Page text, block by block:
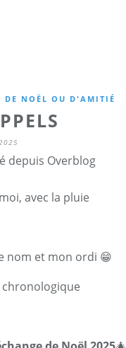
DE NOËL OU D'AMITIÉ
depuis Overblog
avec la pluie
nom et mon ordi 😁